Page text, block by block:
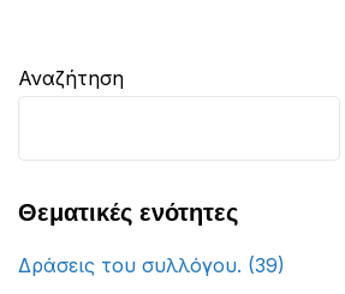
Αναζήτηση
Θεματικές ενότητες
Δράσεις του συλλόγου. (39)